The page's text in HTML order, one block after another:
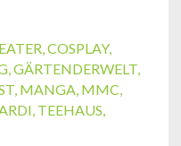
,COSPLAY,
,GÄRTENDERWELT,
, MANGA, MMC,
, TEEHAUS,